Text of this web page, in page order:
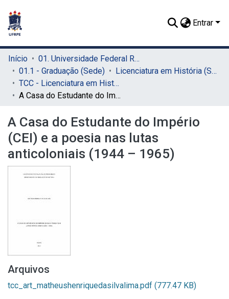
Entrar
Início
01. Universidade Federal Rural de Pernambuco - UFRPE (Sede)
01.1 - Graduação (Sede)
Licenciatura em História (Sede)
TCC - Licenciatura em História (Sede)
A Casa do Estudante do Império (CEI) e a poesia nas lutas anticoloniais (1944 – 1965)
A Casa do Estudante do Império
(CEI) e a poesia nas lutas
anticoloniais (1944 – 1965)
Arquivos
tcc_art_matheushenriquedasilvalima.pdf (777.47 KB)